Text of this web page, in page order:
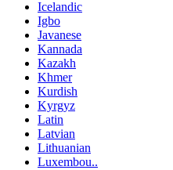
Icelandic
Igbo
Javanese
Kannada
Kazakh
Khmer
Kurdish
Kyrgyz
Latin
Latvian
Lithuanian
Luxembou..